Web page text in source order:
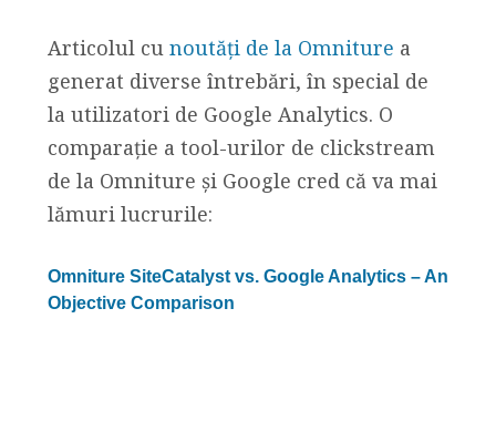
Articolul cu noutăţi de la Omniture a
generat diverse întrebări, în special de
la utilizatori de Google Analytics. O
comparaţie a tool-urilor de clickstream
de la Omniture şi Google cred că va mai
lămuri lucrurile:
Omniture SiteCatalyst vs. Google Analytics – An
Objective Comparison